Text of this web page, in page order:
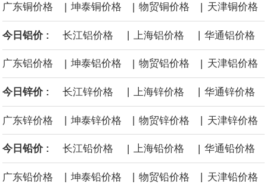
面战舰项目之一。 根据CBO的初步估算，首舰造价约234亿美元，
后续14艘平均每艘约180亿美元。
黄金价格有望录得自今年1月以来最大单周涨幅。油价走弱为金价提
供支撑，同时投资者正等待美国非农就业数据，以寻找美国利率前
景的线索。StoneX高级分析师马特·辛普森表示，中东和平前景改善
广东铜价格 | 坤泰铜价格 | 物贸铜价格 | 天津铜价格
今日铝价 : 长江铝价格 上海铝价格 华通铝价格
广东铝价格 | 坤泰铝价格 | 物贸铝价格 | 天津铝价格
今日锌价 : 长江锌价格 上海锌价格 华通锌价格
广东锌价格 | 坤泰锌价格 | 物贸锌价格 | 天津锌价格
今日铅价 : 长江铅价格 | 上海铅价格 | 华通铅价格
广东铅价格 坤泰铅价格 物贸铅价格 天津铅价格